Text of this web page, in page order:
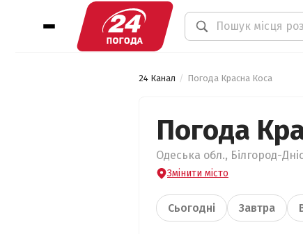
24 Канал Погода Красна Коса
Погода
Одеська обл., Білгород-
Змінити місто
Сьогодні Завтра